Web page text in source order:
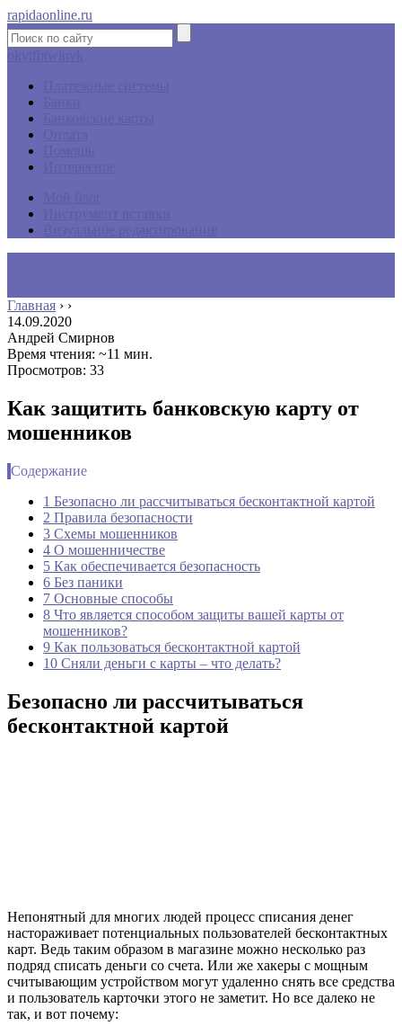
rapidaonline.ru
Главная › ›
14.09.2020
Андрей Смирнов
Время чтения: ~11 мин.
Просмотров: 33
Как защитить банковскую карту от
мошенников
Содержание
1 Безопасно ли рассчитываться бесконтактной картой
2 Правила безопасности
3 Схемы мошенников
4 О мошенничестве
5 Как обеспечивается безопасность
6 Без паники
7 Основные способы
8 Что является способом защиты вашей карты от
мошенников?
9 Как пользоваться бесконтактной картой
10 Сняли деньги с карты – что делать?
Безопасно ли рассчитываться
бесконтактной картой
Непонятный для многих людей процесс списания денег
настораживает потенциальных пользователей бесконтактных
карт. Ведь таким образом в магазине можно несколько раз
подряд списать деньги со счета. Или же хакеры с мощным
считывающим устройством могут удаленно снять все средства
и пользователь карточки этого не заметит. Но все далеко не
так, и вот почему: